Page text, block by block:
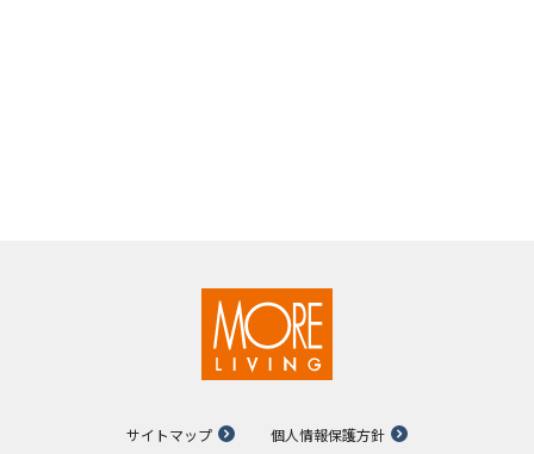
サイトマップ 個人情報保護方針